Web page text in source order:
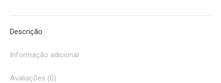
Descrição
Informação adicional
Avaliações (0)